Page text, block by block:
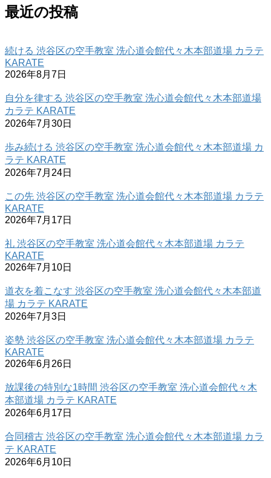
最近の投稿
続ける 渋谷区の空手教室 洗心道会館代々木本部道場 カラテ
KARATE
2026年8月7日
自分を律する 渋谷区の空手教室 洗心道会館代々木本部道場
カラテ KARATE
2026年7月30日
歩み続ける 渋谷区の空手教室 洗心道会館代々木本部道場 カ
ラテ KARATE
2026年7月24日
この先 渋谷区の空手教室 洗心道会館代々木本部道場 カラテ
KARATE
2026年7月17日
礼 渋谷区の空手教室 洗心道会館代々木本部道場 カラテ
KARATE
2026年7月10日
道衣を着こなす 渋谷区の空手教室 洗心道会館代々木本部道
場 カラテ KARATE
2026年7月3日
姿勢 渋谷区の空手教室 洗心道会館代々木本部道場 カラテ
KARATE
2026年6月26日
放課後の特別な1時間 渋谷区の空手教室 洗心道会館代々木
本部道場 カラテ KARATE
2026年6月17日
合同稽古 渋谷区の空手教室 洗心道会館代々木本部道場 カラ
テ KARATE
2026年6月10日